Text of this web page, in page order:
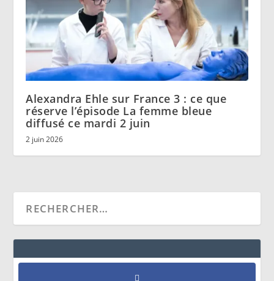
Alexandra Ehle sur France 3 : ce que
réserve l’épisode La femme bleue
diffusé ce mardi 2 juin
2 juin 2026